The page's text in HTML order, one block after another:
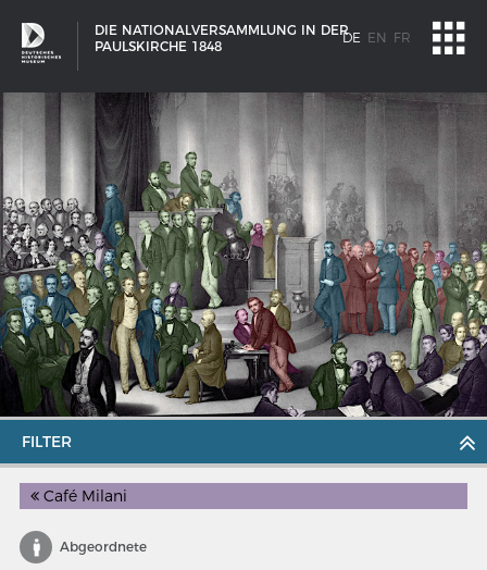
DIE NATIONALVERSAMMLUNG IN DER
PAULSKIRCHE 1848
DE EN FR
Entwicklungen im europäischen Schiffbau
FILTER
Café Milani
Abgeordnete